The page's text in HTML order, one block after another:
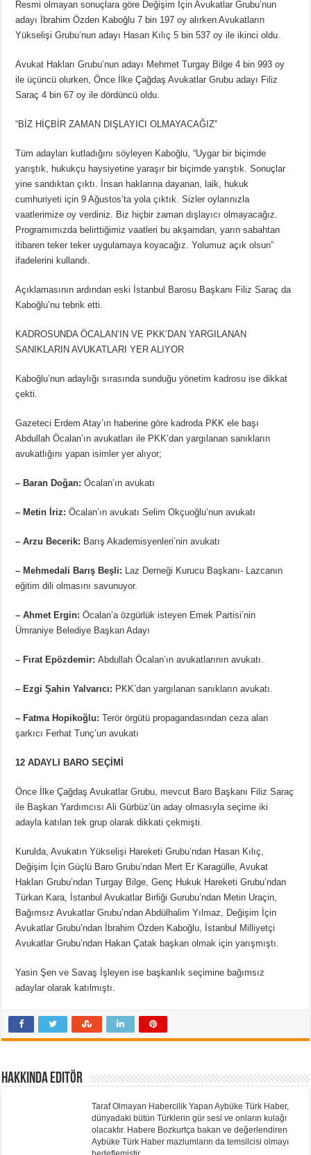
Resmi olmayan sonuçlara göre Değişim İçin Avukatlar Grubu’nun
adayı İbrahim Özden Kaboğlu 7 bin 197 oy alırken Avukatların
Yükselişi Grubu’nun adayı Hasan Kılıç 5 bin 537 oy ile ikinci oldu.
Avukat Hakları Grubu’nun adayı Mehmet Turgay Bilge 4 bin 993 oy
ile üçüncü olurken, Önce İlke Çağdaş Avukatlar Grubu adayı Filiz
Saraç 4 bin 67 oy ile dördüncü oldu.
“BİZ HİÇBİR ZAMAN DIŞLAYICI OLMAYACAĞIZ”
Tüm adayları kutladığını söyleyen Kaboğlu, “Uygar bir biçimde
yarıştık, hukukçu haysiyetine yaraşır bir biçimde yarıştık. Sonuçlar
yine sandıktan çıktı. İnsan haklarına dayanan, laik, hukuk
cumhuriyeti için 9 Ağustos’ta yola çıktık. Sizler oylarınızla
vaatlerimize oy verdiniz. Biz hiçbir zaman dışlayıcı olmayacağız.
Programımızda belirttiğimiz vaatleri bu akşamdan, yarın sabahtan
itibaren teker teker uygulamaya koyacağız. Yolumuz açık olsun”
ifadelerini kullandı.
Açıklamasının ardından eski İstanbul Barosu Başkanı Filiz Saraç da
Kaboğlu’nu tebrik etti.
KADROSUNDA ÖCALAN’IN VE PKK’DAN YARGILANAN
SANIKLARIN AVUKATLARI YER ALIYOR
Kaboğlu’nun adaylığı sırasında sunduğu yönetim kadrosu ise dikkat
çekti.
Gazeteci Erdem Atay’ın haberine göre kadroda PKK ele başı
Abdullah Öcalan’ın avukatları ile PKK’dan yargılanan sanıkların
avukatlığını yapan isimler yer alıyor;
– Baran Doğan: Öcalan’ın avukatı
– Metin İriz:Öcalan’ın avukatı Selim Okçuoğlu’nun avukatı
– Arzu Becerik: Barış Akademisyenleri’nin avukatı
– Mehmedali Barış Beşli:
Laz Derneği Kurucu Başkanı- Lazcanın
eğitim dili olmasını savunuyor.
– Ahmet Ergin:Öcalan’a özgürlük isteyen Emek Partisi’nin
Ümraniye Belediye Başkan Adayı
– Fırat Epözdemir:Abdullah Öcalan’ın avukatlarının avukatı.
– Ezgi Şahin Yalvarıcı: PKK’dan yargılanan sanıkların avukatı.
– Fatma Hopikoğlu: Terör örgütü propagandasından ceza alan
şarkıcı Ferhat Tunç’un avukatı
12 ADAYLI BARO SEÇİMİ
Önce İlke Çağdaş Avukatlar Grubu, mevcut Baro Başkanı Filiz Saraç
ile Başkan Yardımcısı Ali Gürbüz’ün aday olmasıyla seçime iki
adayla katılan tek grup olarak dikkati çekmişti.
Kurulda, Avukatın Yükselişi Hareketi Grubu’ndan Hasan Kılıç,
Değişim İçin Güçlü Baro Grubu’ndan Mert Er Karagülle, Avukat
Hakları Grubu’ndan Turgay Bilge, Genç Hukuk Hareketi Grubu’ndan
Türkan Kara, İstanbul Avukatlar Birliği Gurubu’ndan Metin Uraçin,
Bağımsız Avukatlar Grubu’ndan Abdülhalim Yılmaz, Değişim İçin
Avukatlar Grubu’ndan İbrahim Özden Kaboğlu, İstanbul Milliyetçi
Avukatlar Grubu’ndan Hakan Çatak başkan olmak için yarışmıştı.
Yasin Şen ve Savaş İşleyen ise başkanlık seçimine bağımsız
adaylar olarak katılmıştı.
Hakkında Editör
Taraf Olmayan Habercilik Yapan Aybüke Türk Haber,
dünyadaki bütün Türklerin gür sesi ve onların kulağı
olacaktır. Habere Bozkurtça bakan ve değerlendiren
Aybüke Türk Haber mazlumların da temsilcisi olmayı